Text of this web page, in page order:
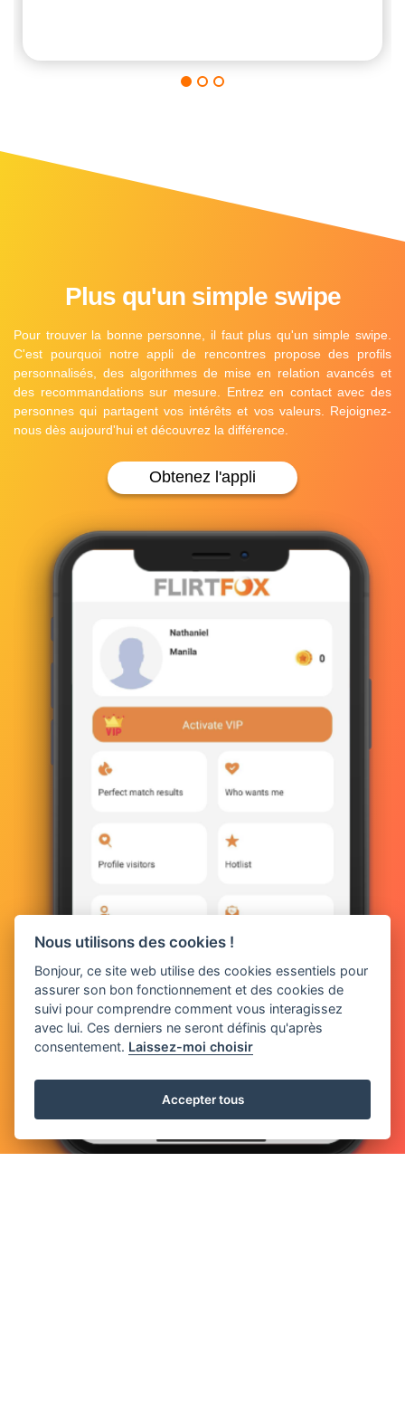
Plus qu'un simple swipe
Pour trouver la bonne personne, il faut plus qu'un simple swipe.
C'est pourquoi notre appli de rencontres propose des profils
personnalisés, des algorithmes de mise en relation avancés et
des recommandations sur mesure. Entrez en contact avec des
personnes qui partagent vos intérêts et vos valeurs. Rejoignez-
nous dès aujourd'hui et découvrez la différence.
Obtenez l'appli
Nous utilisons des cookies !
Bonjour, ce site web utilise des cookies essentiels pour
assurer son bon fonctionnement et des cookies de
suivi pour comprendre comment vous interagissez
avec lui. Ces derniers ne seront définis qu'après
consentement. Laissez-moi choisir
Accepter tous